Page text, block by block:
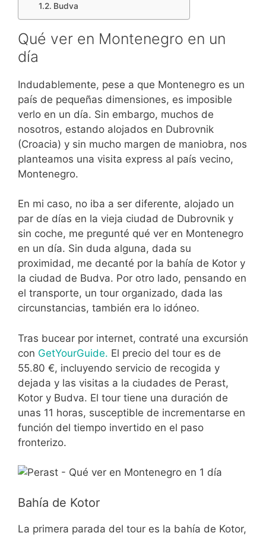
Budva
Qué ver en Montenegro en un
día
Indudablemente, pese a que Montenegro es un
país de pequeñas dimensiones, es imposible
verlo en un día. Sin embargo, muchos de
nosotros, estando alojados en Dubrovnik
(Croacia) y sin mucho margen de maniobra, nos
planteamos una visita express al país vecino,
Montenegro.
En mi caso, no iba a ser diferente, alojado un
par de días en la vieja ciudad de Dubrovnik y
sin coche, me pregunté qué ver en Montenegro
en un día. Sin duda alguna, dada su
proximidad, me decanté por la bahía de Kotor y
la ciudad de Budva. Por otro lado, pensando en
el transporte, un tour organizado, dada las
circunstancias, también era lo idóneo.
Tras bucear por internet, contraté una excursión
con GetYourGuide. El precio del tour es de
55.80 €, incluyendo servicio de recogida y
dejada y las visitas a la ciudades de Perast,
Kotor y Budva. El tour tiene una duración de
unas 11 horas, susceptible de incrementarse en
función del tiempo invertido en el paso
fronterizo.
Bahía de Kotor
La primera parada del tour es la bahía de Kotor,